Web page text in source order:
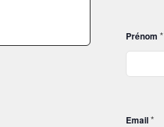
Prénom *
Email*